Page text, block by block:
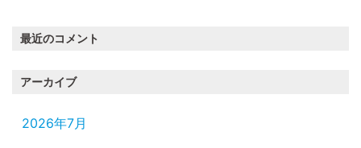
最近のコメント
アーカイブ
2026年7月